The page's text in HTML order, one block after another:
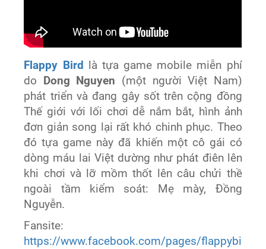
Flappy Bird
là tựa game mobile miễn phí
do
Dong Nguyen (một người Việt Nam)
phát triển và đang gây sốt trên cộng đồng
Thế giới với lối chơi dễ nắm bắt, hình ảnh
đơn giản song lại rất khó chinh phục. Theo
đó tựa game này đã khiến một cô gái có
dòng máu lai Việt dường như phát điên lên
khi chơi và lỡ mồm thốt lên câu chửi thề
ngoài tầm kiểm soát: Mẹ mày, Đồng
Nguyễn.
Fansite:
https://www.facebook.com/pages/